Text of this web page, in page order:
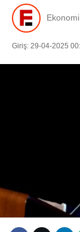
Giriş: 29-04-2025